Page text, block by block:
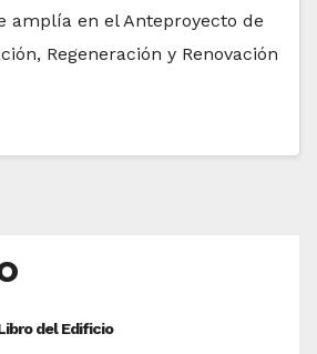
amplía en el Anteproyecto de
Regeneración y Renovación